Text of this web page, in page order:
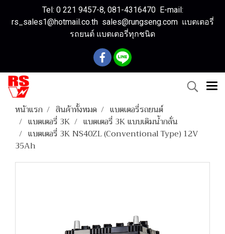
Tel: 0 221 9457-8, 081-4316470 E-mail:
rs_sales1@hotmail.co.th sales@rungseng.com แบตเตอรี่
รถยนต์ แบตเตอรี่ทุกชนิด
หน้าแรก สินค้าทั้งหมด
แบตเตอรี่รถยนต์
แบตเตอรี่ 3K
แบตเตอรี่ 3K แบบเติมน้ำกลั่น
แบตเตอรี่ 3K NS40ZL (Conventional Type) 12V
35Ah